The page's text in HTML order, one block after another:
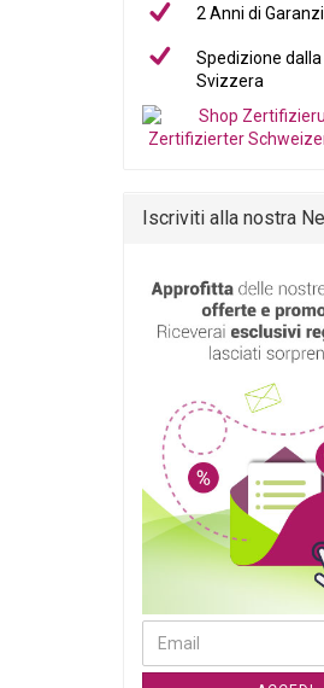
2 Anni di
Spedizione dalla
Svizzera
Iscriviti alla nostra
CONTINUA ALLA